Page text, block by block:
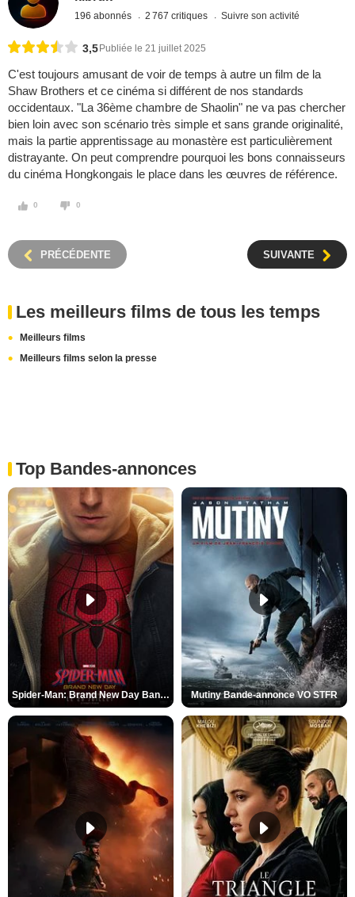
196 abonnés 2 767 critiques Suivre son activité
3,5 Publiée le 21 juillet 2025
C'est toujours amusant de voir de temps à autre un film de la
Shaw Brothers et ce cinéma si différent de nos standards
occidentaux. "La 36ème chambre de Shaolin" ne va pas chercher
bien loin avec son scénario très simple et sans grande originalité,
mais la partie apprentissage au monastère est particulièrement
distrayante. On peut comprendre pourquoi les bons connaisseurs
du cinéma Hongkongais le place dans les œuvres de référence.
0 0
PRÉCÉDENTE SUIVANTE
Les meilleurs films de tous les temps
Meilleurs films
Meilleurs films selon la presse
Top Bandes-annonces
Spider-Man: Brand New Day Bande-annonce VO STFR Mutiny Bande-annonce VO STFR